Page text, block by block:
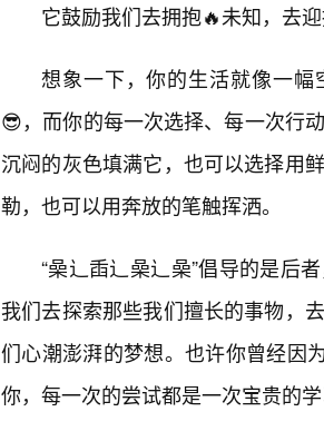
它鼓励我们去拥抱🔥未知，去
想象一下，你的生活就像一幅
😎，而你的每一次选择、每一次行
沉闷的灰色填满它，也可以选择用
勒，也可以用奔放的笔触挥洒。
“喿辶臿辶喿辶喿”倡导的是后
我们去探索那些我们擅长的事物，
们心潮澎湃的梦想。也许你曾经因
你，每一次的尝试都是一次宝贵的